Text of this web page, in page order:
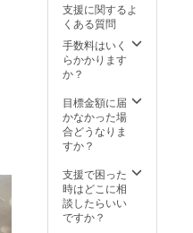
支援に関するよ
くある質問
手数料はいく
らかかります
か？
目標金額に届
かなかった場
合どうなりま
すか？
支援で困った
時はどこに相
談したらいい
ですか？